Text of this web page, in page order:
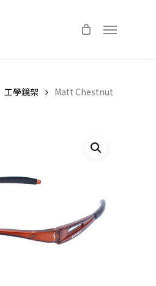
Menu
工學鏡架
Matt Chestnut